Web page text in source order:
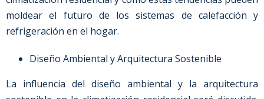
moldear el futuro de los sistemas de calefacción y
refrigeración en el hogar.
Diseño Ambiental y Arquitectura Sostenible
La influencia del diseño ambiental y la arquitectura